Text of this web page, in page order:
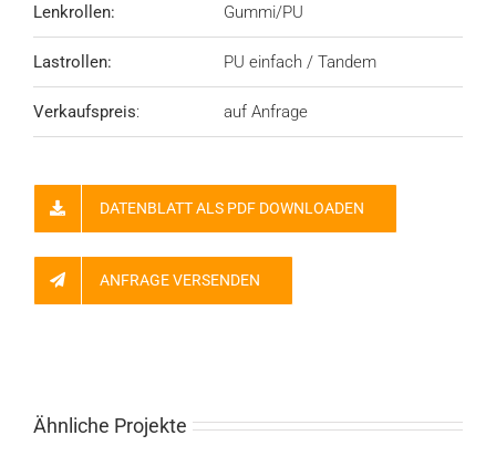
Lenkrollen: Gummi/PU
Lastrollen: PU einfach / Tandem
Verkaufspreis: auf Anfrage
DATENBLATT ALS PDF DOWNLOADEN
ANFRAGE VERSENDEN
Ähnliche Projekte